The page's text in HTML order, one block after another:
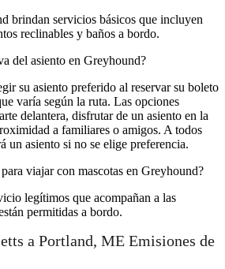
brindan servicios básicos que incluyen
reclinables y baños a bordo.
del asiento en Greyhound?
su asiento preferido al reservar su boleto
varía según la ruta. Las opciones
delantera, disfrutar de un asiento en la
a familiares o amigos. A todos
un asiento si no se elige preferencia.
viajar con mascotas en Greyhound?
legítimos que acompañan a las
permitidas a bordo.
a Portland, ME Emisiones de